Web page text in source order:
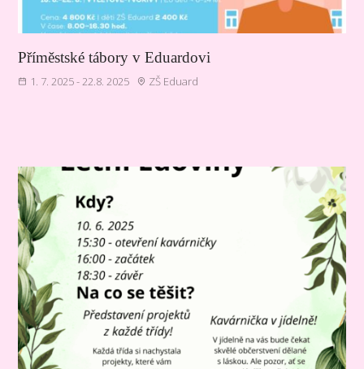
Příměstské tábory v Eduardovi
1. 7. 2025 - 22.8. 2025 ZŠ Eduard